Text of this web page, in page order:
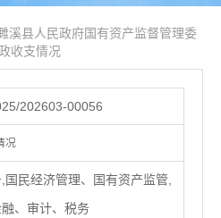
溪县人民政府国有资产监督管理委
收支情况
202603-00056
况
国民经济管理、国有资产监管,
、审计、税务